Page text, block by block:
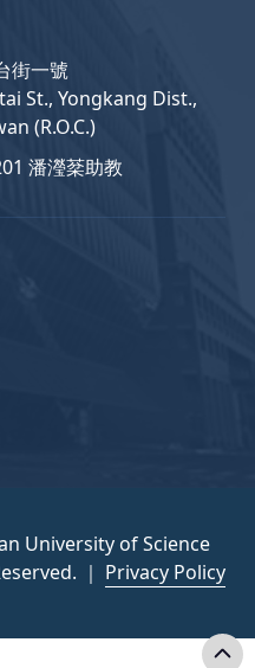
街一號
St., Yongkang Dist.,
(R.O.C.)
潘瀅棻助教
University of Science
｜ Privacy Policy